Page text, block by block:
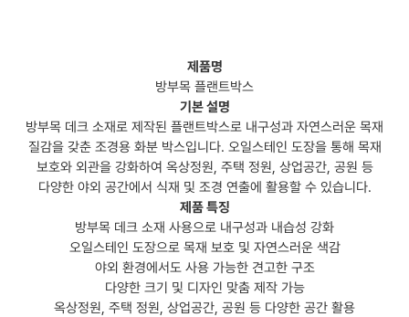
제품명
방부목 플랜트박스
기본 설명
방부목 데크 소재로 제작된 플랜트박스로 내구성과 자연스러운 목재
질감을 갖춘 조경용 화분 박스입니다. 오일스테인 도장을 통해 목재
보호와 외관을 강화하여 옥상정원, 주택 정원, 상업공간, 공원 등
다양한 야외 공간에서 식재 및 조경 연출에 활용할 수 있습니다.
제품 특징
방부목 데크 소재 사용으로 내구성과 내습성 강화
오일스테인 도장으로 목재 보호 및 자연스러운 색감
야외 환경에서도 사용 가능한 견고한 구조
다양한 크기 및 디자인 맞춤 제작 가능
옥상정원, 주택 정원, 상업공간, 공원 등 다양한 공간 활용